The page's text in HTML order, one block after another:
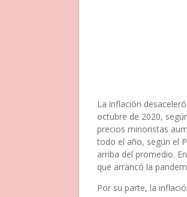
La inflación
octubre de 2020,
precios minoristas
todo el año, según el
arriba del promedio.
que arrancó la
Por su parte, la